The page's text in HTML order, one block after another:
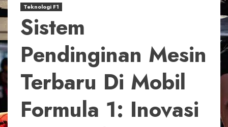
Teknologi F1
Sistem
Pendinginan Mesin
Terbaru Di Mobil
Formula 1: Inovasi